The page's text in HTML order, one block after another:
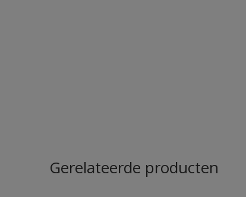
Gerelateerde producten